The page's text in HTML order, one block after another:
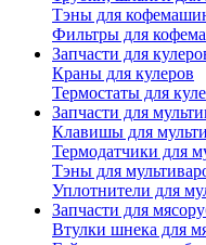
Тэны для
Фильтры для
Запчасти для
Краны для кулеров
Термостаты для
Запчасти для
Клавишы для
Термодатчики для
Тэны для
Уплотнители для
Запчасти для
Втулки шнека для